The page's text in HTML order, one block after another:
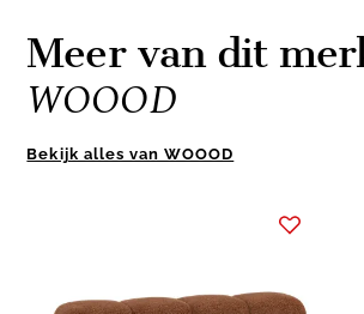
Meer van dit
WOOOD
Bekijk alles van WOOOD